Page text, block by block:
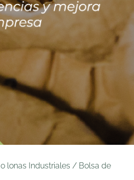
lonas Industriales / Bolsa de